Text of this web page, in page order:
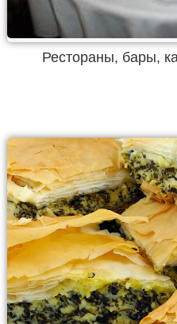
Рестораны, бары,